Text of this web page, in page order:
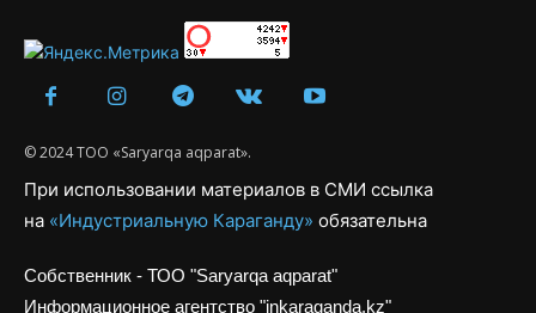
© 2024 ТОО «Saryarqa aqparat».
При использовании материалов в СМИ ссылка
на «Индустриальную Караганду» обязательна
Собственник - ТОО "Saryarqa aqparat"
Информационное агентство "inkaraganda.kz"